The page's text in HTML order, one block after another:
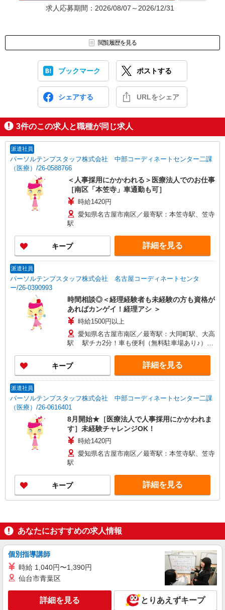
求人応募期間：2026/08/07～2026/12/31
閲覧履歴を見る
ブックマーク ポストする
シェアする URLをシェア
3件のこの求人と職種が同じ求人
派遣社員
パーソルテンプスタッフ株式会社 中部コーディネートセンター二課
（医療）/26-0588766
＜人事採用にかかわれる＞医療法人でのお仕事
［南区「本笠寺」車通勤も可］
時給1420円
愛知県名古屋市南区／最寄駅：本笠寺駅、笠寺
駅
キープ 詳細を見る
派遣社員
パーソルテンプスタッフ株式会社 名古屋コーディネートセンタ
ー/26-0390993
時間相談◎＜経理経験者も未経験の方も資格が
あればカンゲイ！経理アシ ＞
時給1500円以上
愛知県名古屋市南区／最寄駅：大同町駅、大高
駅 駅チカ2分！車も便利（無料駐車場あり♪）
っても便利♪
キープ 詳細を見る
派遣社員
パーソルテンプスタッフ株式会社 中部コーディネートセンター二課
（医療）/26-0616401
8月開始★［医療法人で人事採用にかかわれま
す］未経験チャレンジOK！
時給1420円
愛知県名古屋市南区／最寄駅：本笠寺駅、笠寺
駅
キープ 詳細を見る
あなたにおすすめの求人情報
個別指導講師
時給 1,040円〜1,390円
仙台市青葉区
詳細を見る とりあえずキープ